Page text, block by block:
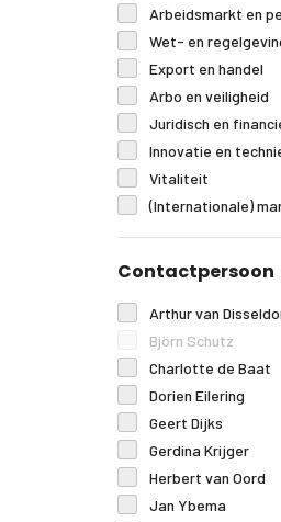
Arbeidsmarkt en
Wet- en
Export en handel
Arbo en veiligheid
Juridisch en
Innovatie en
Vitaliteit
(Internationale)
Contactpersoon
Arthur van
Björn Schutz
Charlotte de Baat
Dorien Eilering
Geert Dijks
Gerdina Krijger
Herbert van Oord
Jan Ybema